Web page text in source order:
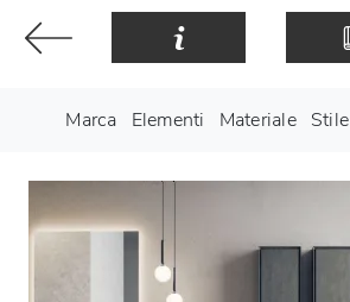
Marca Elementi Materiale Stile